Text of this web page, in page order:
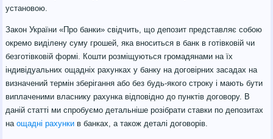
установою.
Закон України «Про банки» свідчить, що депозит представляє собою
окремо виділену суму грошей, яка вноситься в банк в готівковій чи
безготівковій формі. Кошти розміщуються громадянами на їх
індивідуальних ощадніх рахунках у банку на договірних засадах на
визначений термін зберігання або без будь-якого строку і мають бути
виплаченими власнику рахунка відповідно до пунктів договору. В
даній статті ми спробуємо детальніше розібрати ставки по депозитах
наощадні рахунки в банках, а також деталі договорів.